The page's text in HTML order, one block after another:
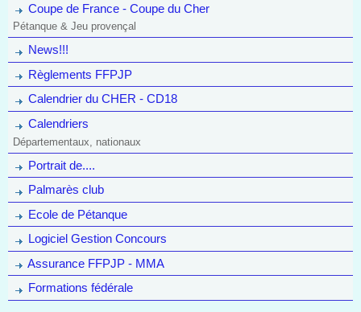
Coupe de France - Coupe du Cher
Pétanque & Jeu provençal
News!!!
Règlements FFPJP
Calendrier du CHER - CD18
Calendriers
Départementaux, nationaux
Portrait de....
Palmarès club
Ecole de Pétanque
Logiciel Gestion Concours
Assurance FFPJP - MMA
Formations fédérale